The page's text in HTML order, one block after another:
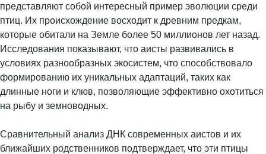
представляют собой интересный пример эволюции среди
птиц. Их происхождение восходит к древним предкам,
которые обитали на Земле более 50 миллионов лет назад.
Исследования показывают, что аисты развивались в
условиях разнообразных экосистем, что способствовало
формированию их уникальных адаптаций, таких как
длинные ноги и клюв, позволяющие эффективно охотиться
на рыбу и земноводных.
Сравнительный анализ ДНК современных аистов и их
ближайших родственников подтверждает, что эти птицы